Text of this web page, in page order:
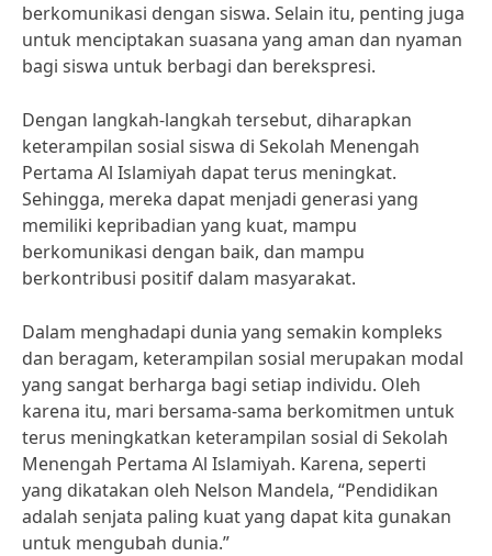
berkomunikasi dengan siswa. Selain itu, penting juga
untuk menciptakan suasana yang aman dan nyaman
bagi siswa untuk berbagi dan berekspresi.
Dengan langkah-langkah tersebut, diharapkan
keterampilan sosial siswa di Sekolah Menengah
Pertama Al Islamiyah dapat terus meningkat.
Sehingga, mereka dapat menjadi generasi yang
memiliki kepribadian yang kuat, mampu
berkomunikasi dengan baik, dan mampu
berkontribusi positif dalam masyarakat.
Dalam menghadapi dunia yang semakin kompleks
dan beragam, keterampilan sosial merupakan modal
yang sangat berharga bagi setiap individu. Oleh
karena itu, mari bersama-sama berkomitmen untuk
terus meningkatkan keterampilan sosial di Sekolah
Menengah Pertama Al Islamiyah. Karena, seperti
yang dikatakan oleh Nelson Mandela, “Pendidikan
adalah senjata paling kuat yang dapat kita gunakan
untuk mengubah dunia.”